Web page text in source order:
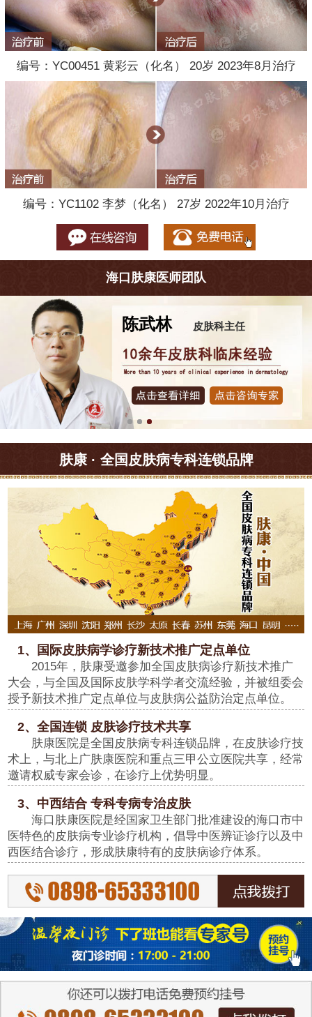
编号：YC00451 黄彩云（化名） 20岁 2023年8月治疗
编号：YC1102 李梦（化名） 27岁 2022年10月治疗
海口肤康医师团队
陈武林 皮肤科主任
肤康 · 全国皮肤病专科连锁品牌
1、国际皮肤病学诊疗新技术推广定点单位
2015年，肤康受邀参加全国皮肤病诊疗新技术推广
大会，与全国及国际皮肤学科学者交流经验，并被组委会
授予新技术推广定点单位与皮肤病公益防治定点单位。
2、全国连锁 皮肤诊疗技术共享
肤康医院是全国皮肤病专科连锁品牌，在皮肤诊疗技
术上，与北上广肤康医院和重点三甲公立医院共享，经常
邀请权威专家会诊，在诊疗上优势明显。
3、中西结合 专科专病专治皮肤
海口肤康医院是经国家卫生部门批准建设的海口市中
医特色的皮肤病专业诊疗机构，倡导中医辨证诊疗以及中
西医结合诊疗，形成肤康特有的皮肤病诊疗体系。